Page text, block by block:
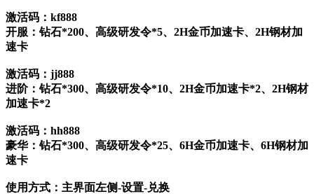
激活码：kf888
开服：钻石*200、高级研发令*5、2H金币加速卡、2H钢材加
速卡
激活码：jj888
进阶：钻石*300、高级研发令*10、2H金币加速卡*2、2H钢材
加速卡*2
激活码：hh888
豪华：钻石*300、高级研发令*25、6H金币加速卡、6H钢材加
速卡
使用方式：主界面左侧-设置-兑换